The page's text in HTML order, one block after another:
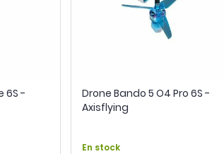
6S -
Drone Bando 5 O4 Pro 6S -
Axisflying
En stock